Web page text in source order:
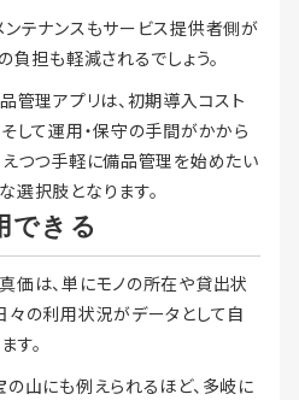
ンテナンスもサービス提供者側が
担も軽減されるでしょう。
管理アプリは、初期導入コスト
して運用・保守の手間がかから
えつつ手軽に備品管理を始めたい
選択肢となります。
できる
価は、単にモノの所在や貸出状
々の利用状況がデータとして自
す。
の山にも例えられるほど、多岐に